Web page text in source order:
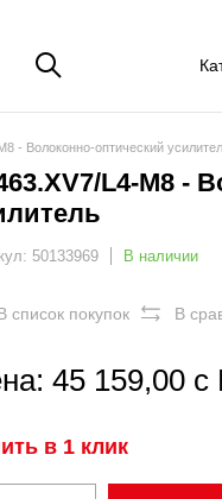
- Волоконно-оптический
L4-M8 -
50133969 В наличии
список покупок В
45 159,00
в 1 клик